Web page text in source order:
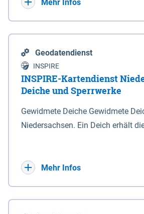
Mehr Infos
Geodatendienst
INSPIRE
INSPIRE-Kartendienst
Deiche und Sperrwerke
Gewidmete Deiche Gewidmete
Niedersachsen. Ein Deich erhält
Deichbehörde durch Verordnung
Mehr Infos